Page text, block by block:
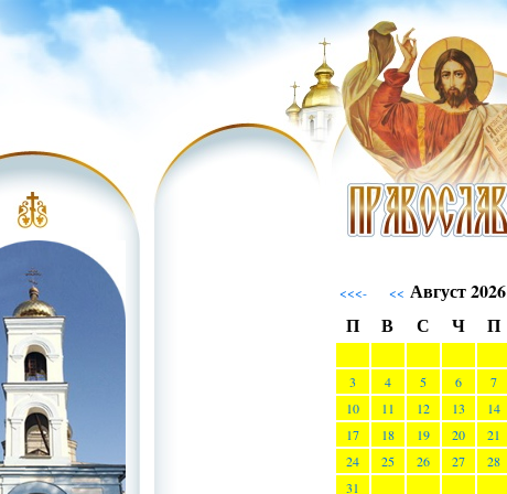
<<<- << Август 2026
П В С Ч П
3
4 5 6 7
10
11 12 13 14
17
18 19 20 21
24
25 26 27 28
31